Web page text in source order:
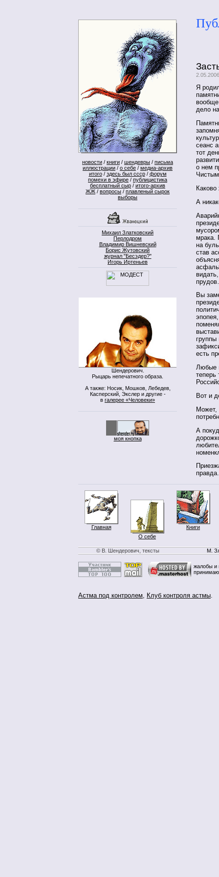
новости / книги / шендевры / письма
иллюстрации / о себе / медиа-архив
итого/ здесь был ссср/ форум
помехи в эфире / публицистика
бесплатный сыр / итого-архив
ЖЖ / вопросы / плавленый сырок
выборы
Михаил Златковский
Перлодром
Владимир Вишневский
Борис Жутовский
журнал "Бесэдер?"
Игорь Иртеньев
Шендерович.
Рыцарь непечатного образа.
А также: Носик, Мошков, Лебедев,
Касперский, Экслер и другие -
в галерее «Человеки»
моя кнопка
Я
дело
сеанс
тот
о нем
А
мрака.
на
став
Вы
группы
есть
Любые
теперь
Вот и
Может,
А
Главная
О себе
Книги
© В. Шендерович, тексты М.
жалобы и
Астма под контролем, Клуб контроля астмы.